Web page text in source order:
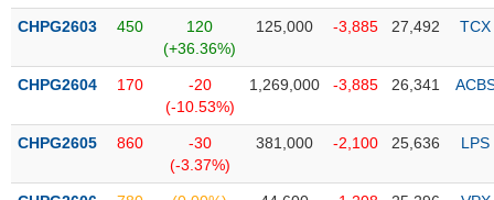
yết
dõi
biệt
được
CHPG2603 450
120
(+36.36%)
125,000 -3,885 27,492 TCX
CHPG2604 170
-20
(-10.53%)
1,269,000 -3,885 26,341
CHPG2605 860
-30
(-3.37%)
381,000 -2,100 25,636 LPS
CÔNG
CỤ
TƯ